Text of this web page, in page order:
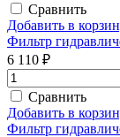
Сравнить
Добавить в
Фильтр
6 110 ₽
Сравнить
Добавить в
Фильтр